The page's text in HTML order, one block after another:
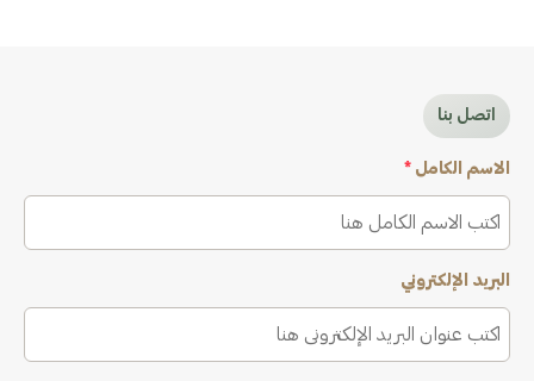
اتصل بنا
الاسم الكامل *
البريد الإلكتروني